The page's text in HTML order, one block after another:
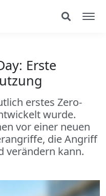
Erste
erstes Zero-
wurde.
vor einer neuen
die Angriff
verändern kann.